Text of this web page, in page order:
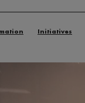
Initiatives